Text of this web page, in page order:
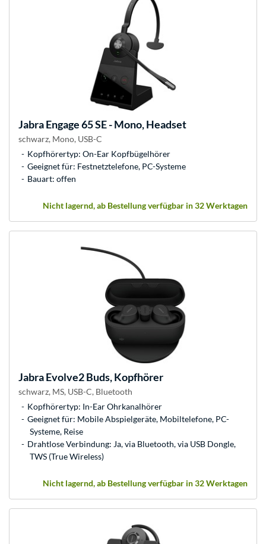
JabraEngage 65 SE - Mono, Headset
schwarz, Mono, USB-C
Kopfhörertyp: On-Ear Kopfbügelhörer
Geeignet für: Festnetztelefone, PC-Systeme
Bauart: offen
Nicht lagernd, ab Bestellung verfügbar in 32 Werktagen
JabraEvolve2 Buds, Kopfhörer
schwarz, MS, USB-C, Bluetooth
Kopfhörertyp: In-Ear Ohrkanalhörer
Geeignet für: Mobile Abspielgeräte, Mobiltelefone, PC-
Systeme, Reise
Drahtlose Verbindung: Ja, via Bluetooth, via USB Dongle,
TWS (True Wireless)
Nicht lagernd, ab Bestellung verfügbar in 32 Werktagen